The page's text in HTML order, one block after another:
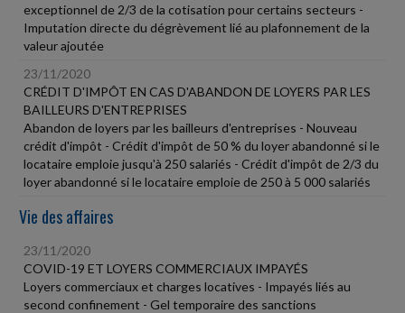
exceptionnel de 2/3 de la cotisation pour certains secteurs -
Imputation directe du dégrèvement lié au plafonnement de la
valeur ajoutée
23/11/2020
CRÉDIT D'IMPÔT EN CAS D'ABANDON DE LOYERS PAR LES
BAILLEURS D'ENTREPRISES
Abandon de loyers par les bailleurs d'entreprises - Nouveau
crédit d'impôt - Crédit d'impôt de 50 % du loyer abandonné si le
locataire emploie jusqu'à 250 salariés - Crédit d'impôt de 2/3 du
loyer abandonné si le locataire emploie de 250 à 5 000 salariés
Vie des affaires
23/11/2020
COVID-19 ET LOYERS COMMERCIAUX IMPAYÉS
Loyers commerciaux et charges locatives - Impayés liés au
second confinement - Gel temporaire des sanctions